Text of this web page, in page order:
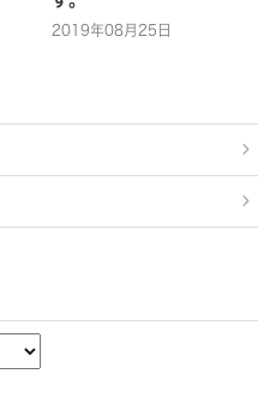
2019年08月25日